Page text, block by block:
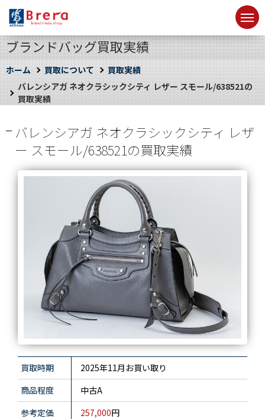
ブランドバッグ買取実績
ホーム 買取について
買取実績
バレンシアガ ネオクラシックシティ レザー スモール/638521の
買取実績
バレンシアガ ネオクラシックシティ レザ
ー スモール/638521の買取実績
買取時期
2025年11月お買い取り
商品程度
中古A
参考定価
257,000円